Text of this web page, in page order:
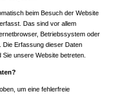
beim Besuch der Website
Das sind vor allem
Betriebssystem oder
Die Erfassung dieser Daten
unsere Website betreten.
um eine fehlerfreie